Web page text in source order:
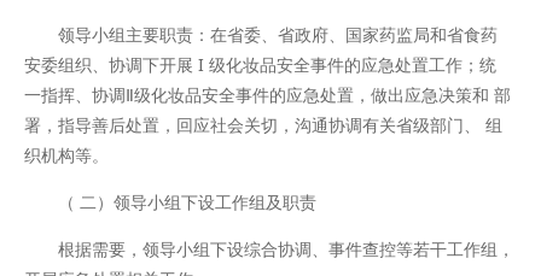
领导小组主要职责：在省委、省政府、国家药监局和省食药
安委组织、协调下开展 I 级化妆品安全事件的应急处置工作；统
一指挥、协调Ⅱ级化妆品安全事件的应急处置，做出应急决策和 部
署，指导善后处置，回应社会关切，沟通协调有关省级部门、 组
织机构等。
（ 二）领导小组下设工作组及职责
根据需要，领导小组下设综合协调、事件查控等若干工作组，